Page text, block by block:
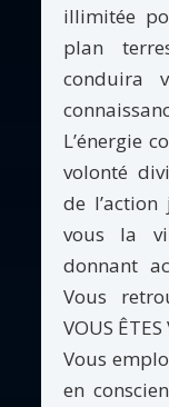
illimitée
plan
conduira
L’énergie
volonté
de
vous la
donnant
Vous
VOUS
Vous
en